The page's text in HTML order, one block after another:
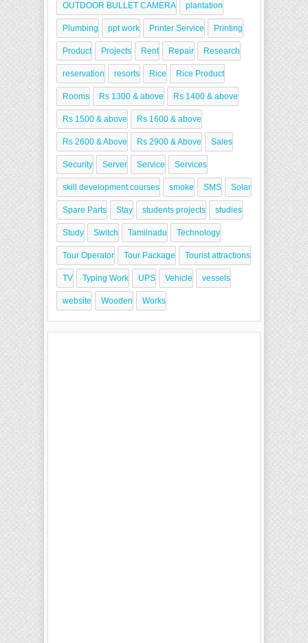
OUTDOOR BULLET CAMERA plantation
Plumbing ppt work Printer Service Printing
Product Projects Rent Repair Research
reservation resorts Rice Rice Product
Rooms Rs 1300 & above Rs 1400 & above
Rs 1500 & above Rs 1600 & above
Rs 2600 & Above Rs 2900 & Above Sales
Security Server Service Services
skill development courses smoke SMS Solar
Spare Parts Stay students projects studies
Study Switch Tamilnadu Technology
Tour Operator Tour Package Tourist attractions
TV Typing Work UPS Vehicle vessels
website Wooden Works